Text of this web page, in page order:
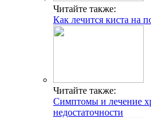
Читайте также:
Как лечится киста на
Читайте также:
Симптомы и лечение
недостаточности